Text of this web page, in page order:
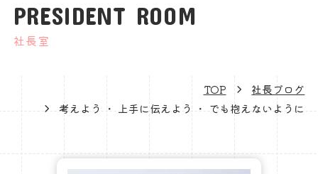
PRESIDENT ROOM
社長室
TOP
社長ブログ
考えよう ・ 上手に伝えよう ・ でも抱えないように